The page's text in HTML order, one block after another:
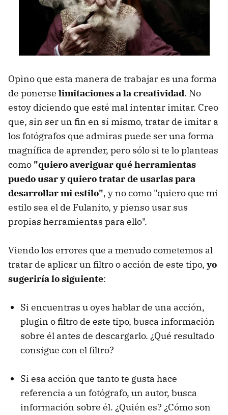
Opino que esta manera de trabajar es una forma
de ponerse limitaciones a la creatividad. No
estoy diciendo que esté mal intentar imitar. Creo
que, sin ser un fin en sí mismo, tratar de imitar a
los fotógrafos que admiras puede ser una forma
magnífica de aprender, pero sólo si te lo planteas
como "quiero averiguar qué herramientas
puedo usar y quiero tratar de usarlas para
desarrollar mi estilo", y no como "quiero que mi
estilo sea el de Fulanito, y pienso usar sus
propias herramientas para ello".
Viendo los errores que a menudo cometemos al
tratar de aplicar un filtro o acción de este tipo, yo
sugeriría lo siguiente:
Si encuentras u oyes hablar de una acción,
plugin o filtro de este tipo, busca información
sobre él antes de descargarlo. ¿Qué resultado
consigue con el filtro?
Si esa acción que tanto te gusta hace
referencia a un fotógrafo, un autor, busca
información sobre él. ¿Quién es? ¿Cómo son